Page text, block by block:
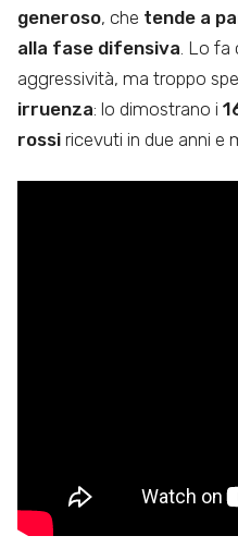
generoso, che tende a
alla fase difensiva. Lo fa
aggressività, ma troppo
irruenza: lo dimostrano i
rossi ricevuti in due anni e